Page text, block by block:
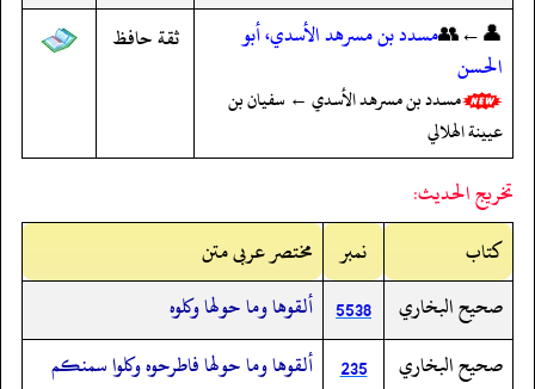
👤←👥مسدد بن مسرهد الأسدي، أبو
الحسن
مسدد بن مسرهد الأسدي ← سفيان بن
عيينة الهلالي
ثقة حافظ
تخريج الحديث:
کتاب
نمبر
مختصر عربی متن
صحيح البخاري
5538 ألقوها وما حولها وكلوه
صحيح البخاري
235
ألقوها وما حولها فاطرحوه وكلوا سمنكم